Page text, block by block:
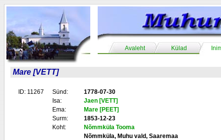
Avaleht Külad
Mare [VETT]
ID: 11267 Sünd:
1778-07-30
Isa:
Jaen [VETT]
Ema:
Mare [PEET]
Surm:
1853-12-23
Koht:
Nõmmküla Tooma
Nõmmküla, Muhu vald, Saaremaa